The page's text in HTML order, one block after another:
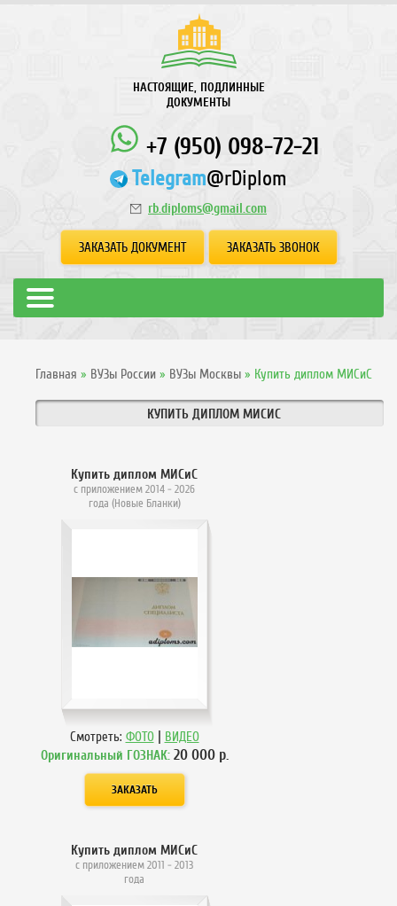
НАСТОЯЩИЕ, ПОДЛИННЫЕ
ДОКУМЕНТЫ
+7 (950) 098-72-21
Telegram@rDiplom
rb.diploms@gmail.com
ЗАКАЗАТЬ ДОКУМЕНТ ЗАКАЗАТЬ ЗВОНОК
Главная » ВУЗы России » ВУЗы Москвы » Купить диплом МИСиС
КУПИТЬ ДИПЛОМ МИСИС
Купить диплом МИСиС
с приложением 2014 - 2026
года (Новые Бланки)
Смотреть: ФОТО | ВИДЕО
Оригинальный ГОЗНАК: 20 000р.
Купить диплом МИСиС
с приложением 2011 - 2013
года